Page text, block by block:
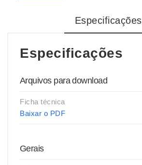
Especificações
Especificações
Arquivos para download
Ficha técnica
Baixar o PDF
Gerais